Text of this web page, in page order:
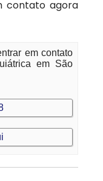
contato agora
em contato
em São